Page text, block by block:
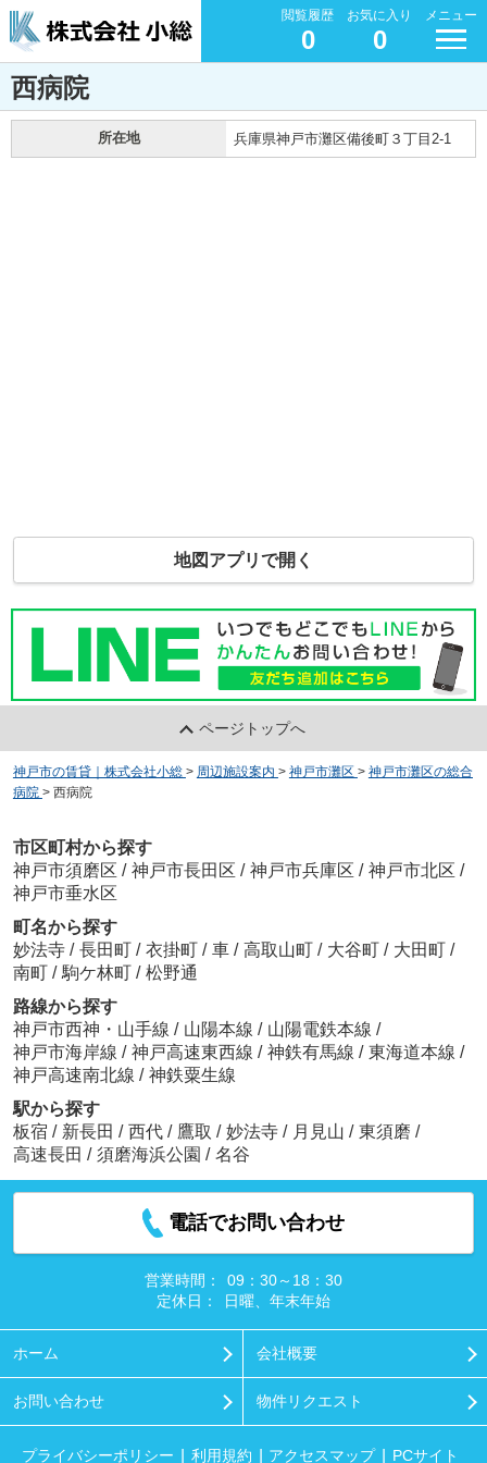
閲覧履歴
0
お気に入り
0
メニュー
西病院
所在地 兵庫県神戸市灘区備後町３丁目2-1
地図アプリで開く
ページトップへ
神戸市の賃貸｜株式会社小総 > 周辺施設案内 > 神戸市灘区 > 神戸市灘区の総合
病院 > 西病院
市区町村から探す
神戸市須磨区 / 神戸市長田区 / 神戸市兵庫区 / 神戸市北区 /
神戸市垂水区
町名から探す
妙法寺 / 長田町 / 衣掛町 / 車 / 高取山町 / 大谷町 / 大田町 /
南町 / 駒ケ林町 / 松野通
路線から探す
神戸市西神・山手線 / 山陽本線 / 山陽電鉄本線 /
神戸市海岸線 / 神戸高速東西線 / 神鉄有馬線 / 東海道本線 /
神戸高速南北線 / 神鉄粟生線
駅から探す
板宿 / 新長田 / 西代 / 鷹取 / 妙法寺 / 月見山 / 東須磨 /
高速長田 / 須磨海浜公園 / 名谷
電話でお問い合わせ
営業時間：
09：30～18：30
定休日：
日曜、年末年始
ホーム 会社概要
お問い合わせ 物件リクエスト
プライバシーポリシー 利用規約 アクセスマップ PCサイト